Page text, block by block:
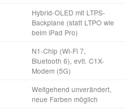
Hybrid-OLED mit LTPS-
Backplane (statt LTPO wie
beim iPad Pro)
N1-Chip (Wi-Fi 7,
Bluetooth 6), evtl. C1X-
Modem (5G)
Weitgehend unverändert,
neue Farben möglich